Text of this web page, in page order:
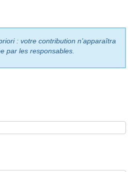
: votre contribution n’apparaîtra
par les responsables.